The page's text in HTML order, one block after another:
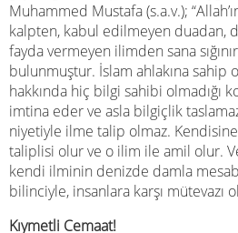
Muhammed Mustafa (s.a.v.);
kalpten, kabul edilmeyen duadan,
fayda vermeyen ilimden sana
bulunmuştur. İslam ahlakına sahip
hakkında hiç bilgi sahibi olmadığı
imtina eder ve asla bilgiçlik
niyetiyle ilme talip olmaz.
taliplisi olur ve o ilim ile amil olur. Ve
kendi ilminin denizde damla
bilinciyle, insanlara karşı mütevazı
Kıymetli Cemaat!